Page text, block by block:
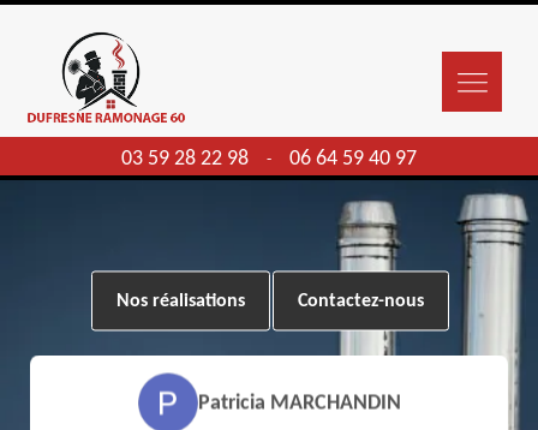
03 59 28 22 98 - 06 64 59 40 97
Nos réalisations Contactez-nous
Patricia MARCHANDIN